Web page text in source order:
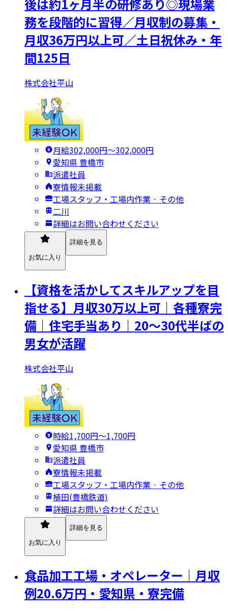
後は約1ヶ月半の研修あり◎現場業
務を段階的に習得／月収制の募集・
月収36万円以上可／土日祝休み・年
間125日
株式会社平山
月給302,000円〜302,000円
愛知県 豊橋市
派遣社員
寮情報未掲載
工場スタッフ・工場内作業 · その他
二川
詳細はお問い合わせください
お気に入り
詳細を見る
【資格を活かしてスキルアップを目
指せる】月収30万以上可｜各種寮完
備｜住宅手当あり｜20～30代半ばの
男女が活躍
株式会社平山
時給1,700円〜1,700円
愛知県 豊橋市
派遣社員
寮情報未掲載
工場スタッフ・工場内作業 · その他
植田(豊橋鉄道)
詳細はお問い合わせください
お気に入り
詳細を見る
食品加工工場・オペレーター｜月収
例20.6万円・愛知県・寮完備